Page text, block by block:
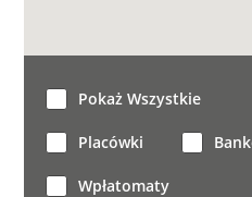
Pokaż Wszystkie
Placówki
Wpłatomaty